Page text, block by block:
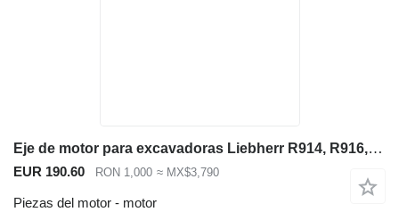
Eje de motor para excavadoras Liebherr R914, R916, R920, R924, R926 y R934. para Liebherr R914 R916 R920 R924 R926 R934 excavadora
EUR 190.60 RON 1,000 ≈ MX$3,790
Piezas del motor - motor